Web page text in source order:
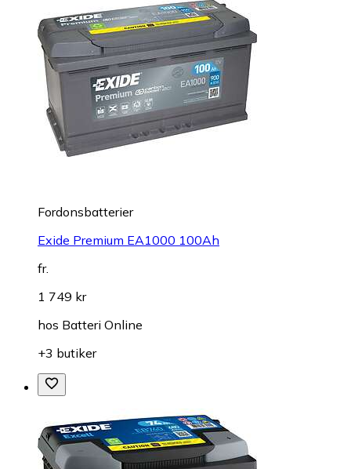
Fordonsbatterier
Exide Premium EA1000 100Ah
fr.
1 749 kr
hos Batteri Online
+3 butiker